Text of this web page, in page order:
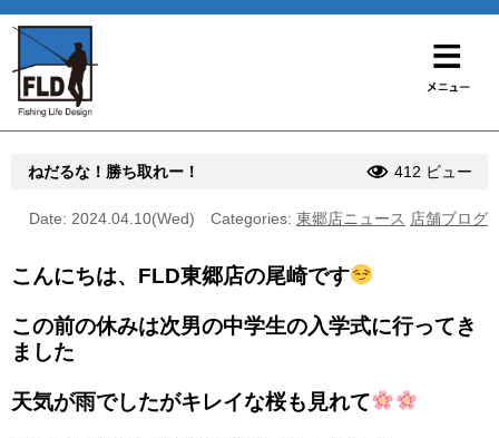
ねだるな！勝ち取れー！ 412 ビュー
Date: 2024.04.10(Wed) Categories: 東郷店ニュース 店舗ブログ
こんにちは、FLD東郷店の尾崎です
この前の休みは次男の中学生の入学式に行ってき
ました
天気が雨でしたがキレイな桜も見れて